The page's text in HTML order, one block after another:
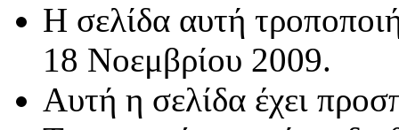
Η σελίδα αυτή
18 Νοεμβρίου 2009.
Αυτή η σελίδα έχει